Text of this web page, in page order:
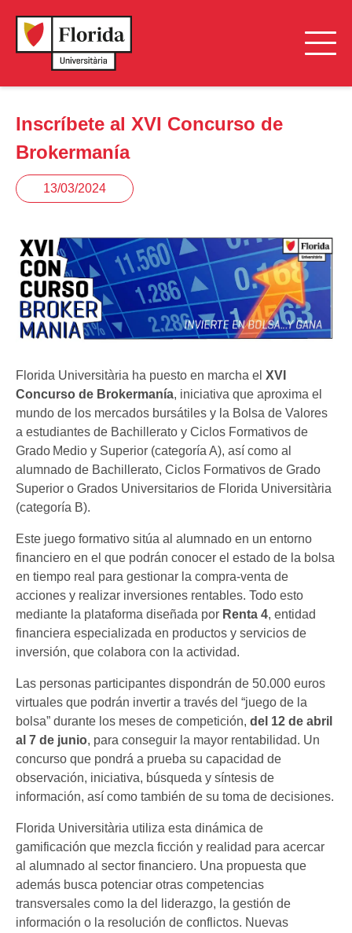
Inscríbete al XVI Concurso de
Brokermanía
13/03/2024
Florida Universitària ha puesto en marcha el XVI
Concurso de Brokermanía, iniciativa que aproxima el
mundo de los mercados bursátiles y la Bolsa de Valores
a estudiantes de Bachillerato y Ciclos Formativos de
Grado Medio y Superior (categoría A), así como al
alumnado de Bachillerato, Ciclos Formativos de Grado
Superior o Grados Universitarios de Florida Universitària
(categoría B).
Este juego formativo sitúa al alumnado en un entorno
financiero en el que podrán conocer el estado de la bolsa
en tiempo real para gestionar la compra-venta de
acciones y realizar inversiones rentables. Todo esto
mediante la plataforma diseñada por Renta 4, entidad
financiera especializada en productos y servicios de
inversión, que colabora con la actividad.
Las personas participantes dispondrán de 50.000 euros
virtuales que podrán invertir a través del “juego de la
bolsa” durante los meses de competición, del 12 de abril
al 7 de junio, para conseguir la mayor rentabilidad. Un
concurso que pondrá a prueba su capacidad de
observación, iniciativa, búsqueda y síntesis de
información, así como también de su toma de decisiones.
Florida Universitària utiliza esta dinámica de
gamificación que mezcla ficción y realidad para acercar
al alumnado al sector financiero. Una propuesta que
además busca potenciar otras competencias
transversales como la del liderazgo, la gestión de
información o la resolución de conflictos. Nuevas